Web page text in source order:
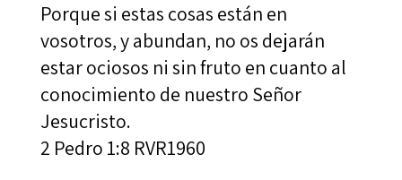
Porque si estas cosas están en
vosotros, y abundan, no os dejarán
estar ociosos ni sin fruto en cuanto al
conocimiento de nuestro Señor
Jesucristo.
2 Pedro 1:8 RVR1960